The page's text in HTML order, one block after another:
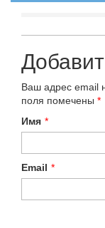
Ваш адрес email
поля помечены *
Имя *
Email *